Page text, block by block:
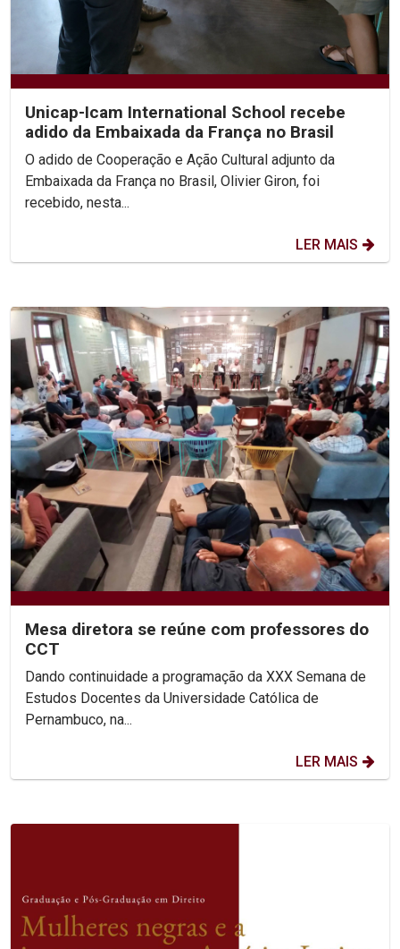
Unicap-Icam International School recebe
adido da Embaixada da França no Brasil
O adido de Cooperação e Ação Cultural adjunto da
Embaixada da França no Brasil, Olivier Giron, foi
recebido, nesta...
LER MAIS
Mesa diretora se reúne com professores do
CCT
Dando continuidade a programação da XXX Semana de
Estudos Docentes da Universidade Católica de
Pernambuco, na...
LER MAIS